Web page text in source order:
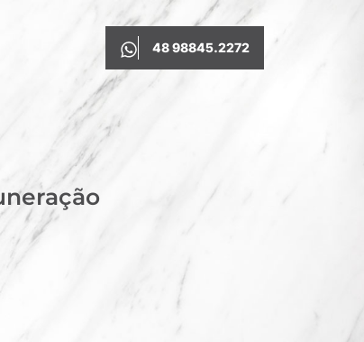
48 98845.2272